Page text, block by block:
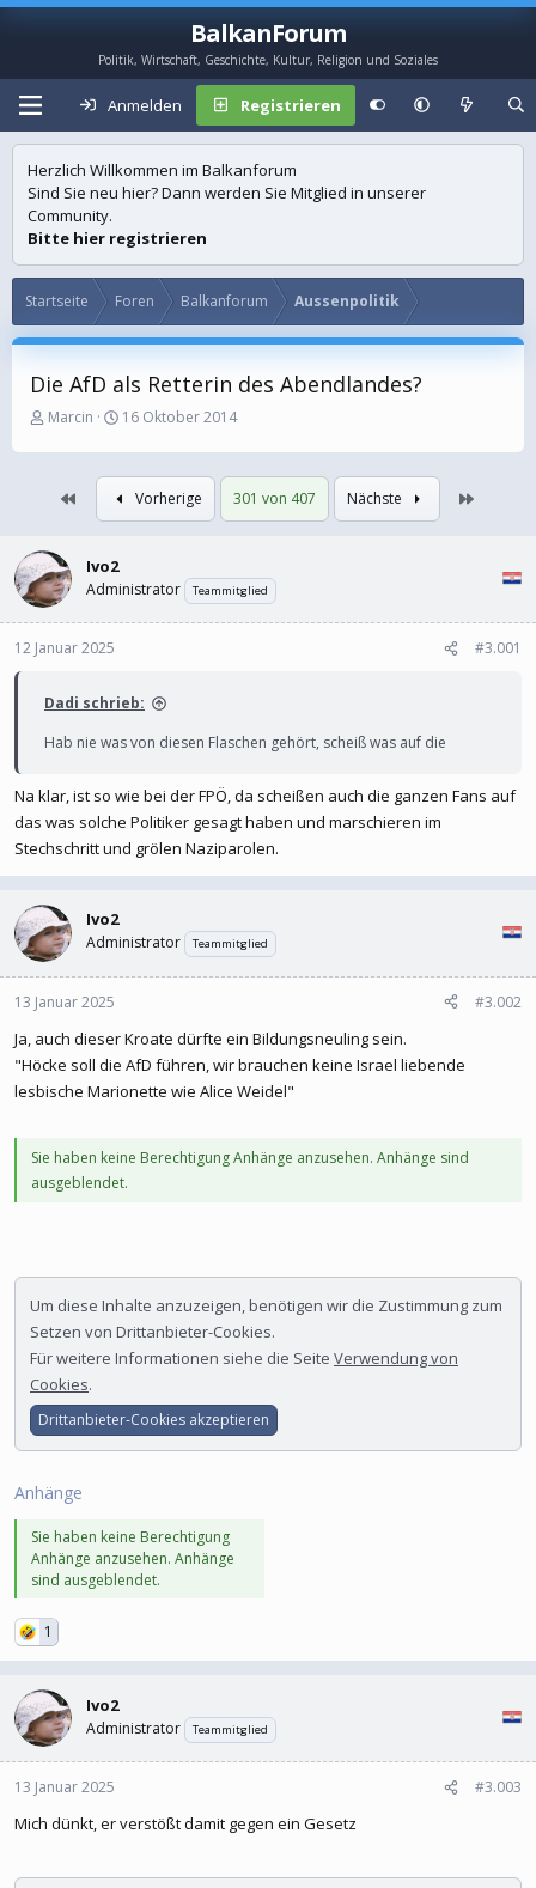
BalkanForum
Politik, Wirtschaft, Geschichte, Kultur, Religion und Soziales
Anmelden Registrieren
Herzlich Willkommen im Balkanforum
Sind Sie neu hier? Dann werden Sie Mitglied in unserer
Community.
Bitte hier registrieren
Startseite Foren Balkanforum Aussenpolitik
Die AfD als Retterin des Abendlandes?
E
s
e
r
Marcin
E
s
t
e
l
a
16 Oktober 2014
Vorherige 301 von 407 Nächste
Ivo2
Administrator Teammitglied
12 Januar 2025 #3.001
Dadi schrieb:
Hab nie was von diesen Flaschen gehört, scheiß was auf die
Na klar, ist so wie bei der FPÖ, da scheißen auch die ganzen Fans auf
das was solche Politiker gesagt haben und marschieren im
Stechschritt und grölen Naziparolen.
Ivo2
Administrator Teammitglied
13 Januar 2025 #3.002
Ja, auch dieser Kroate dürfte ein Bildungsneuling sein.
"Höcke soll die AfD führen, wir brauchen keine Israel liebende
lesbische Marionette wie Alice Weidel"
Sie haben keine Berechtigung Anhänge anzusehen. Anhänge sind
ausgeblendet.
Um diese Inhalte anzuzeigen, benötigen wir die Zustimmung zum
Setzen von Drittanbieter-Cookies.
Für weitere Informationen siehe die Seite Verwendung von
Cookies.
Drittanbieter-Cookies akzeptieren
Anhänge
Sie haben keine Berechtigung
Anhänge anzusehen. Anhänge
sind ausgeblendet.
1
Ivo2
Administrator Teammitglied
13 Januar 2025 #3.003
Mich dünkt, er verstößt damit gegen ein Gesetz